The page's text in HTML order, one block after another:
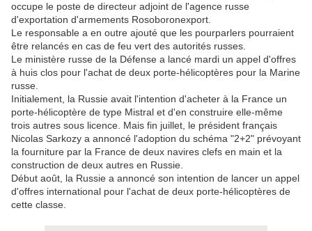
occupe le poste de directeur adjoint de l'agence russe
d'exportation d'armements Rosoboronexport.
Le responsable a en outre ajouté que les pourparlers pourraient
être relancés en cas de feu vert des autorités russes.
Le ministère russe de la Défense a lancé mardi un appel d'offres
à huis clos pour l'achat de deux porte-hélicoptères pour la Marine
russe.
Initialement, la Russie avait l'intention d'acheter à la France un
porte-hélicoptère de type Mistral et d'en construire elle-même
trois autres sous licence. Mais fin juillet, le président français
Nicolas Sarkozy a annoncé l'adoption du schéma "2+2" prévoyant
la fourniture par la France de deux navires clefs en main et la
construction de deux autres en Russie.
Début août, la Russie a annoncé son intention de lancer un appel
d'offres international pour l'achat de deux porte-hélicoptères de
cette classe.